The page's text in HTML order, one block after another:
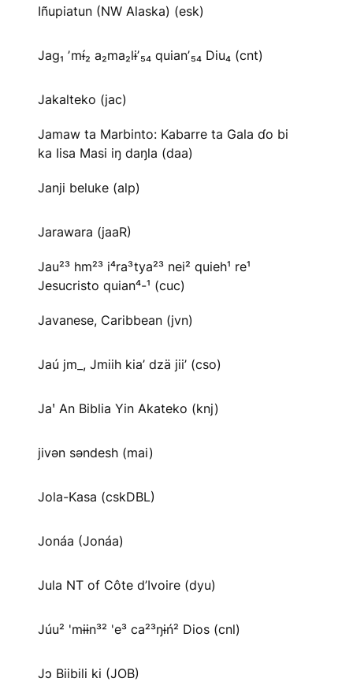
Iñupiatun (NW Alaska) (esk)
Jag₁ ʼmɨ́₂ a₂ma₂lɨʼ₅₄ quianʼ₅₄ Diu₄ (cnt)
Jakalteko (jac)
Jamaw ta Marbinto: Kabarre ta Gala ɗo bi
ka Iisa Masi iŋ daŋla (daa)
Janji beluke (alp)
Jarawara (jaaR)
Jau²³ hm²³ i⁴ra³tya²³ nei² quieh¹ re¹
Jesucristo quian⁴-¹ (cuc)
Javanese, Caribbean (jvn)
Jaú jm_, Jmiih kia’ dzä jii’ (cso)
Jaꞌ An Biblia Yin Akateko (knj)
jivən səndesh (mai)
Jola-Kasa (cskDBL)
Jonáa (Jonáa)
Jula NT of Côte d’Ivoire (dyu)
Júu² 'mɨɨn³² 'e³ ca²³ŋɨń² Dios (cnl)
Jɔ Biibili ki (JOB)